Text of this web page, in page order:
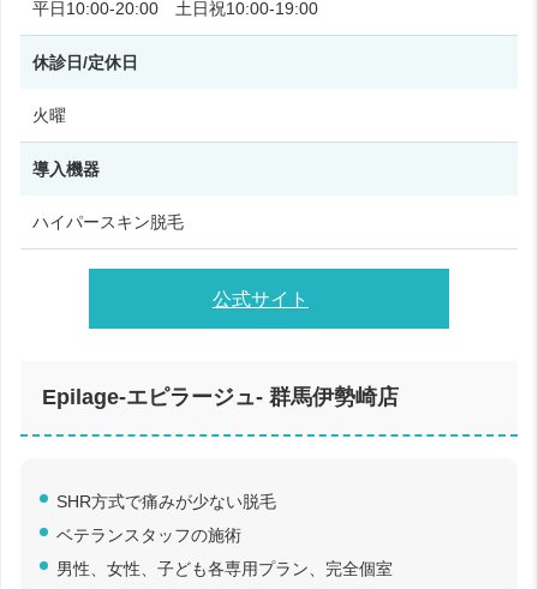
平日10:00‑20:00 土日祝10:00‑19:00
休診日/定休日
火曜
導入機器
ハイパースキン脱毛
公式サイト
Epilage‑エピラージュ‑ 群馬伊勢崎店
SHR方式で痛みが少ない脱毛
ベテランスタッフの施術
男性、女性、子ども各専用プラン、完全個室